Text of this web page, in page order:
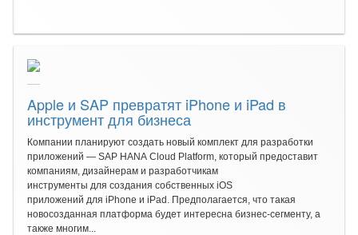
Apple и SAP превратят iPhone и iPad в
инструмент для бизнеса
Компании планируют создать новый комплект для разработки
приложений — SAP HANA Cloud Platform, который предоставит
компаниям, дизайнерам и разработчикам
инструменты для создания собственных iOS
приложений для iPhone и iPad. Предполагается, что такая
новосозданная платформа будет интересна бизнес-сегменту, а
также многим...